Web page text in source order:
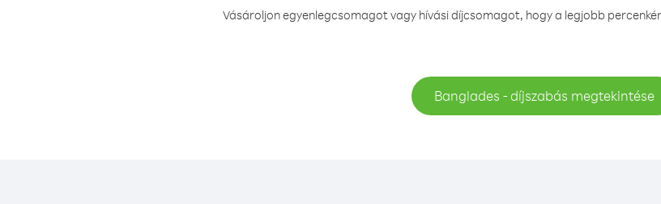
Vásároljon egyenlegcsomagot vagy hívási díjcsomagot, hogy a legjobb
Banglades - díjszabás megtekintése